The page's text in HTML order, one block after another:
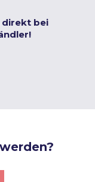
direkt bei